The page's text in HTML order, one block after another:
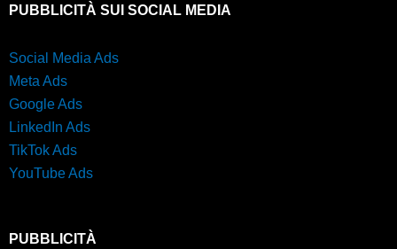
PUBBLICITÀ SUI SOCIAL MEDIA
Social Media Ads
Meta Ads
Google Ads
LinkedIn Ads
TikTok Ads
YouTube Ads
PUBBLICITÀ